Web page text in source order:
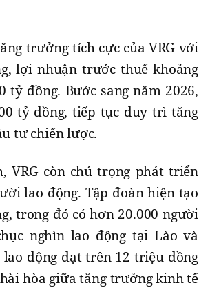
trưởng tích cực của VRG với
lợi nhuận trước thuế khoảng
tỷ đồng. Bước sang năm 2026,
tỷ đồng, tiếp tục duy trì tăng
tư chiến lược.
VRG còn chú trọng phát triển
lao động. Tập đoàn hiện tạo
trong đó có hơn 20.000 người
nghìn lao động tại Lào và
động đạt trên 12 triệu đồng
hòa giữa tăng trưởng kinh tế